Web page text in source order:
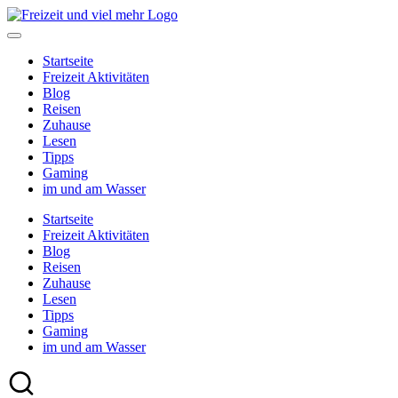
Skip
to
Startseite
Freizeit Aktivitäten
Blog
Reisen
Zuhause
Lesen
Tipps
Gaming
im und am Wasser
Startseite
Freizeit Aktivitäten
Blog
Reisen
Zuhause
Lesen
Tipps
Gaming
im und am Wasser